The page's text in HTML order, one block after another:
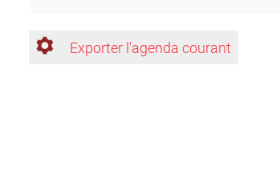
Exporter l'agenda courant